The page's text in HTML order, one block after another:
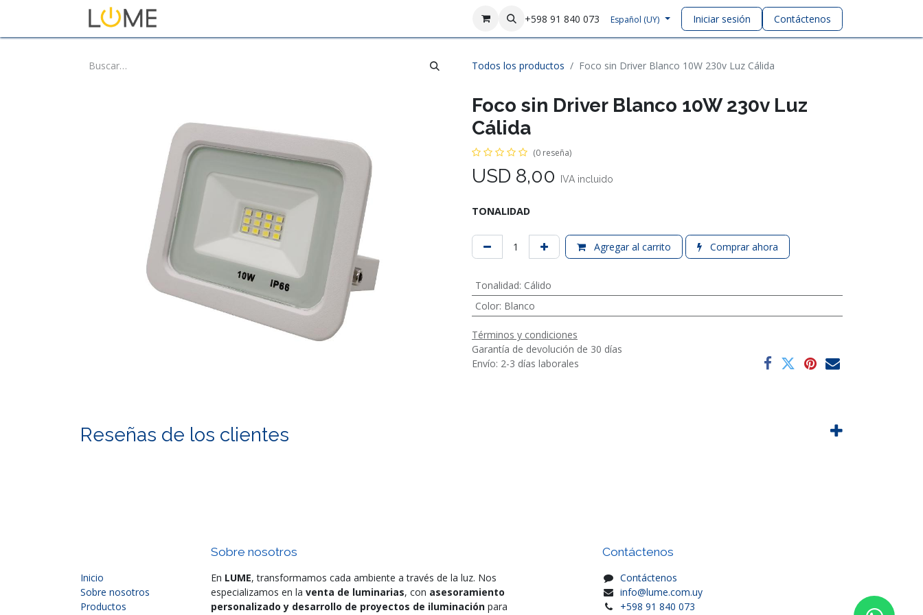
+598 91 840 073 Español (UY) Iniciar sesión Contáctenos
Todos los productos Foco sin Driver Blanco 10W 230v Luz Cálida
Foco sin Driver Blanco 10W 230v Luz
Cálida
(0 reseña)
USD 8,00 IVA incluido
TONALIDAD
Agregar al carrito Comprar ahora
Tonalidad: Cálido
Color: Blanco
Términos y condiciones
Garantía de devolución de 30 días
Envío: 2-3 días laborales
Reseñas de los clientes
Inicio
Sobre nosotros
Productos
Sobre nosotros
En LUME, transformamos cada ambiente a través de la luz. Nos
especializamos en la venta de luminarias, con asesoramiento
personalizado y desarrollo de proyectos de iluminación para
Contáctenos
Contáctenos
info@lume.com.uy
+598 91 840 073